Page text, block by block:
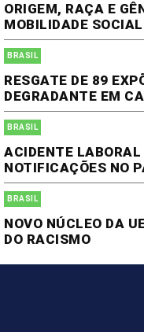
ORIGEM, RAÇA E
MOBILIDADE
BRASIL
RESGATE DE 89
DEGRADANTE EM
BRASIL
ACIDENTE
NOTIFICAÇÕES NO
BRASIL
NOVO NÚCLEO DA
DO RACISMO